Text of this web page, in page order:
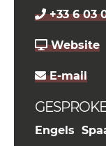
+33 6 03
Website
E-mail
Engels